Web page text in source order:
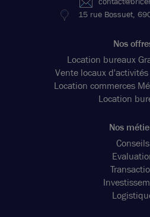
non divisibles
15 rue Bossuet,
Nos
Location bureaux
Vente locaux
Location commerces
Location
Nos
Conseils